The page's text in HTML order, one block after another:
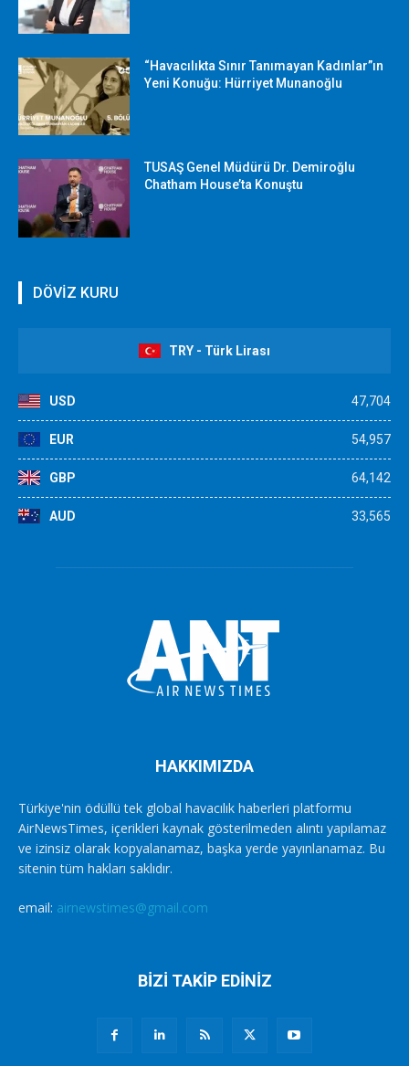
“Havacılıkta Sınır Tanımayan Kadınlar”ın
Yeni Konuğu: Hürriyet Munanoğlu
TUSAŞ Genel Müdürü Dr. Demiroğlu
Chatham House’ta Konuştu
DÖVİZ KURU
TRY - Türk Lirası
USD 47,704
EUR 54,957
GBP 64,142
AUD 33,565
HAKKIMIZDA
Türkiye'nin ödüllü tek global havacılık haberleri platformu
AirNewsTimes, içerikleri kaynak gösterilmeden alıntı yapılamaz
ve izinsiz olarak kopyalanamaz, başka yerde yayınlanamaz. Bu
sitenin tüm hakları saklıdır.
email: airnewstimes@gmail.com
BİZİ TAKİP EDİNİZ